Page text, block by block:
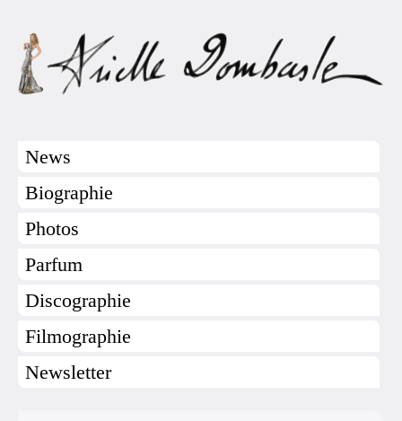
News
Biographie
Photos
Parfum
Discographie
Filmographie
Newsletter